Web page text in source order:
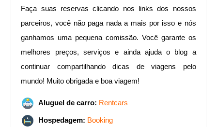
Faça suas reservas clicando nos links dos nossos
parceiros, você não paga nada a mais por isso e nós
ganhamos uma pequena comissão. Você garante os
melhores preços, serviços e ainda ajuda o blog a
continuar compartilhando dicas de viagens pelo
mundo! ​Muito obrigada e boa viagem!
Aluguel de carro: Rentcars
Hospedagem: Booking